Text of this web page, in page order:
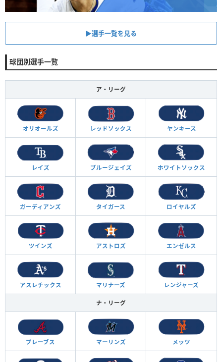
▶︎選手一覧を見る
球団別選手一覧
ア・リーグ
オリオールズ レッドソックス ヤンキース
レイズ ブルージェイズ ホワイトソックス
ガーディアンズ タイガース ロイヤルズ
ツインズ アストロズ エンゼルス
アスレチックス マリナーズ レンジャーズ
ナ・リーグ
ブレーブス マーリンズ メッツ